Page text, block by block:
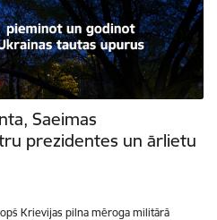
Saeimas
prezidentes un ārlietu
Krievijas pilna mēroga militārā